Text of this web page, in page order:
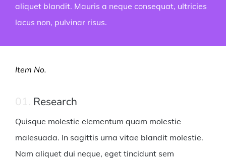
aliquet blandit. Mauris a neque consequat, ultricies
lacus non, pulvinar risus.
Item No.
01. Research
Quisque molestie elementum quam molestie
malesuada. In sagittis urna vitae blandit molestie.
Nam aliquet dui neque, eget tincidunt sem